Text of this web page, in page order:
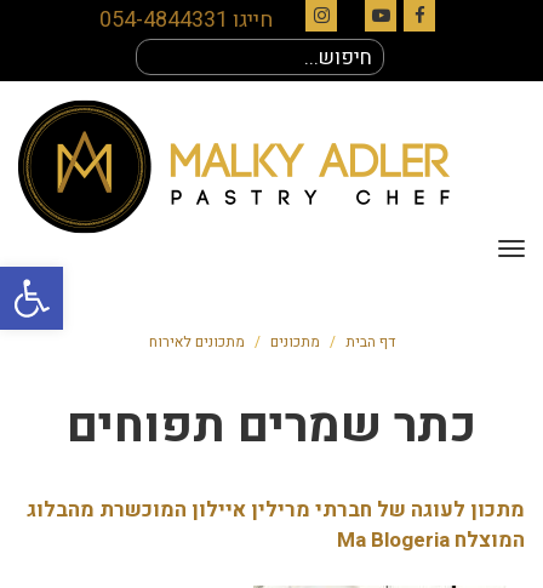
פתח
Facebook
YouTube
Instagram
חייגו 054-4844331
עבור:
תפריט
דף הבית / מתכונים / מתכונים לאירוח
כתר שמרים תפוחים
מתכון לעוגה של חברתי מרילין איילון המוכשרת מהבלוג
המוצלח Ma Blogeria